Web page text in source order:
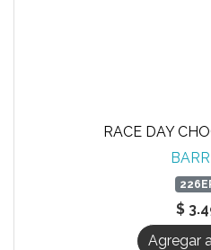
RACE DAY
$
Agregar